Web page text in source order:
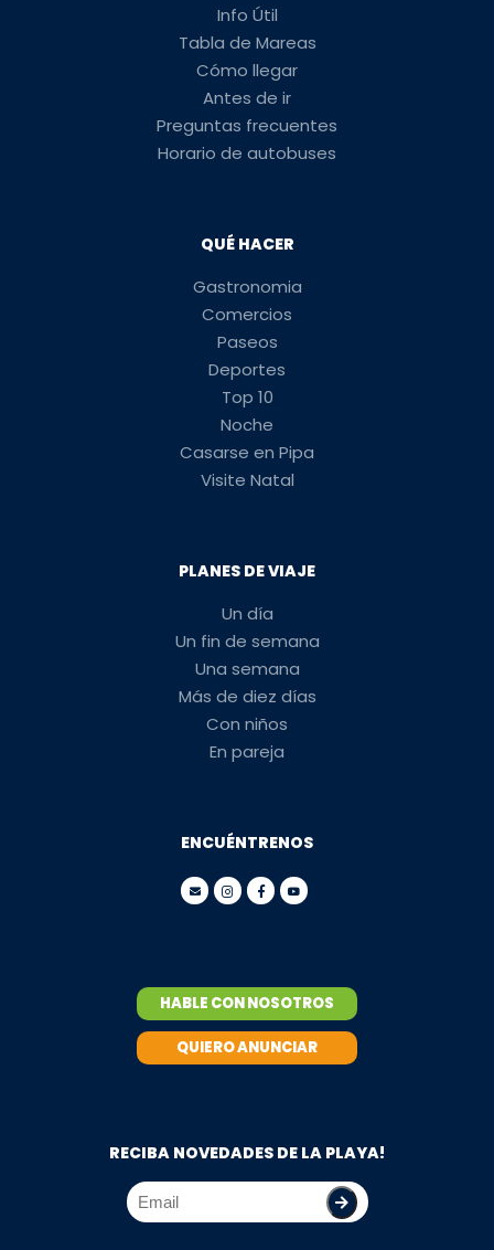
Info Útil
Tabla de Mareas
Cómo llegar
Antes de ir
Preguntas frecuentes
Horario de autobuses
QUÉ HACER
Gastronomia
Comercios
Paseos
Deportes
Top 10
Noche
Casarse en Pipa
Visite Natal
PLANES DE VIAJE
Un día
Un fin de semana
Una semana
Más de diez días
Con niños
En pareja
ENCUÉNTRENOS
HABLE CON NOSOTROS
QUIERO ANUNCIAR
RECIBA NOVEDADES DE LA PLAYA!